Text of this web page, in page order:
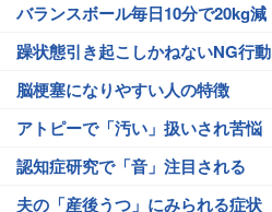
バランスボール毎日10分で20kg減
躁状態引き起こしかねないNG行動
脳梗塞になりやすい人の特徴
アトピーで「汚い」扱いされ苦悩
認知症研究で「音」注目される
夫の「産後うつ」にみられる症状